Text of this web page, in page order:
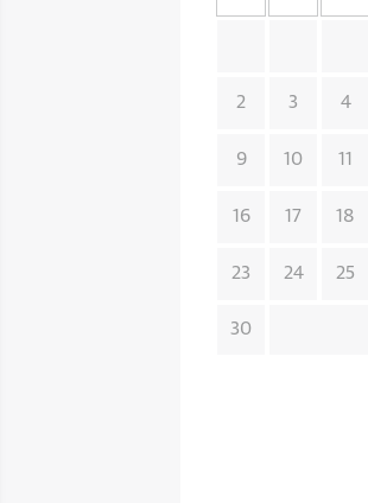
2 3 4
9 10 11
16 17 18
23 24 25
30